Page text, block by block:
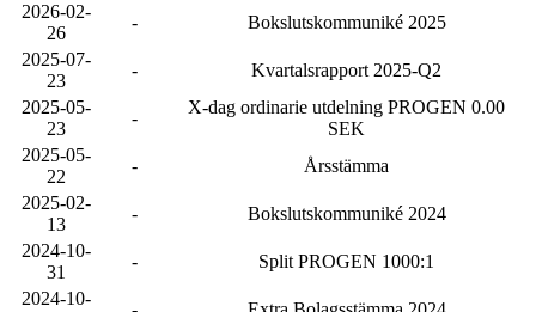
2026-02-
26
-
Bokslutskommuniké 2025
2025-07-
23
-
Kvartalsrapport 2025-Q2
2025-05-
23
-
X-dag ordinarie utdelning PROGEN 0.00
SEK
2025-05-
22
-
Årsstämma
2025-02-
13
-
Bokslutskommuniké 2024
2024-10-
31
-
Split PROGEN 1000:1
2024-10-